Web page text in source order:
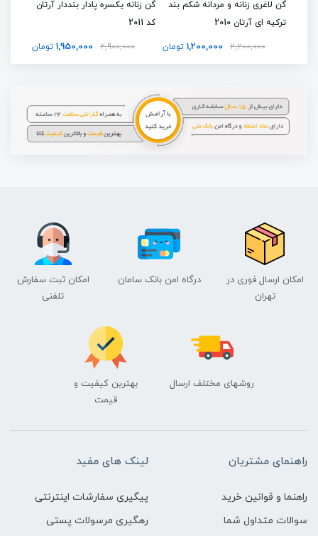
گن لاغری زنانه و مردانه شکم بند
ترکیه ای آرتان 2010
2,200,000
1,200,000 تومان
گن زنانه یکسره پادار بنددار آرتان
کد 2011
2,900,000
1,950,000 تومان
امکان ارسال فوری در
تهران
درگاه امن بانک سامان
امکان ثبت سفارش
تلفنی
روشهای مختلف ارسال
بهترین کیفیت و
قیمت
راهنمای مشتریان
راهنما و قوانین خرید
سوالات متداول شما
لینک های مفید
پیگیری سفارشات اینترنتی
رهگیری مرسولات پستی